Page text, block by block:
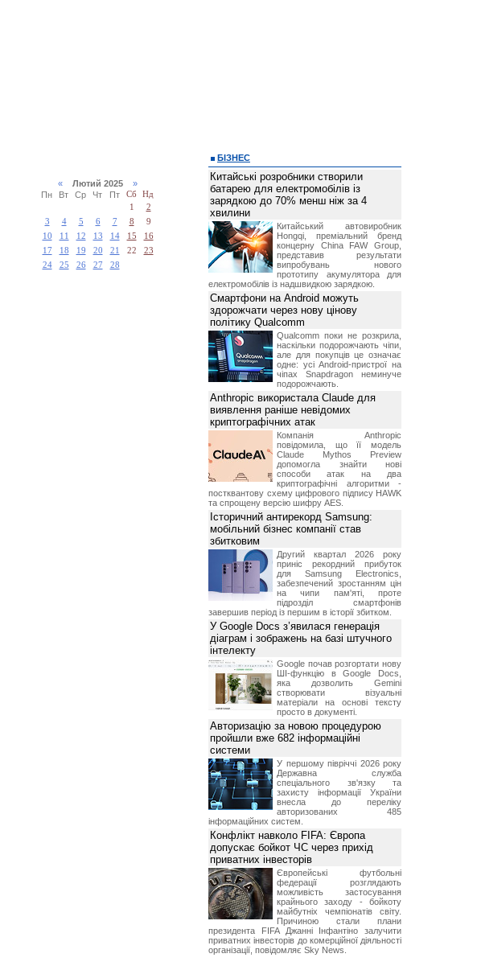
«Лютий 2025 »
Пн
Вт Ср Чт Пт Сб
Нд
1
2
3
4 5 6 7 8
9
10
11 12 13 14 15
16
17
18 19 20 21 22
23
24
25 26 27 28
БІЗНЕС
Китайські розробники створили
батарею для електромобілів із
зарядкою до 70% менш ніж за 4
хвилини
Китайський автовиробник
Hongqi, преміальний бренд
концерну China FAW Group,
представив результати
випробувань нового
прототипу акумулятора для
електромобілів із надшвидкою зарядкою.
Смартфони на Android можуть
здорожчати через нову цінову
політику Qualcomm
Qualcomm поки не розкрила,
наскільки подорожчають чіпи,
але для покупців це означає
одне: усі Android-пристрої на
чіпах Snapdragon неминуче
подорожчають.
Anthropic використала Claude для
виявлення раніше невідомих
криптографічних атак
Компанія Anthropic
повідомила, що її модель
Claude Mythos Preview
допомогла знайти нові
способи атак на два
криптографічні алгоритми -
постквантову схему цифрового підпису HAWK
та спрощену версію шифру AES.
Історичний антирекорд Samsung:
мобільний бізнес компанії став
збитковим
Другий квартал 2026 року
приніс рекордний прибуток
для Samsung Electronics,
забезпечений зростанням цін
на чипи пам'яті, проте
підрозділ смартфонів
завершив період із першим в історії збитком.
У Google Docs з’явилася генерація
діаграм і зображень на базі штучного
інтелекту
Google почав розгортати нову
ШІ-функцію в Google Docs,
яка дозволить Gemini
створювати візуальні
матеріали на основі тексту
просто в документі.
Авторизацію за новою процедурою
пройшли вже 682 інформаційні
системи
У першому півріччі 2026 року
Державна служба
спеціального зв'язку та
захисту інформації України
внесла до переліку
авторизованих 485
інформаційних систем.
Конфлікт навколо FIFA: Європа
допускає бойкот ЧС через прихід
приватних інвесторів
Європейські футбольні
федерації розглядають
можливість застосування
крайнього заходу - бойкоту
майбутніх чемпіонатів світу.
Причиною стали плани
президента FIFA Джанні Інфантіно залучити
приватних інвесторів до комерційної діяльності
організації, повідомляє Sky News.